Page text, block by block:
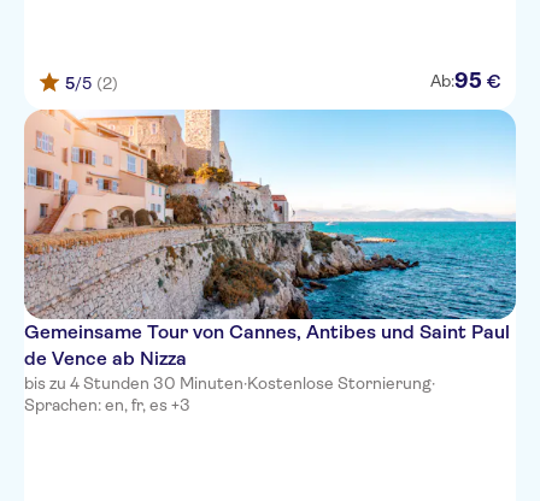
Adagio Access Nice Magnan
Best Western Plus Hotel
Massena Nice
NH Nice
Ibis Styles Nice Vieux Port
Novotel Suites Nice Aeroport
Hotel Aston La Scala
Hotel Cronstadt
5/5 (2) Ab:95 €
Gemeinsame Tour von Cannes, Antibes und Saint Paul
de Vence ab Nizza
bis zu 4 Stunden 30 Minuten·Kostenlose Stornierung·
Sprachen: en, fr, es +3